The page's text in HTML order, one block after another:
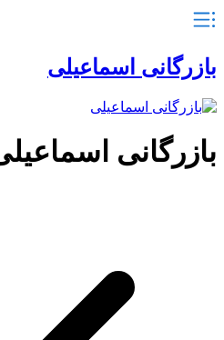
بازرگانی اسماعیلی
بازرگانی